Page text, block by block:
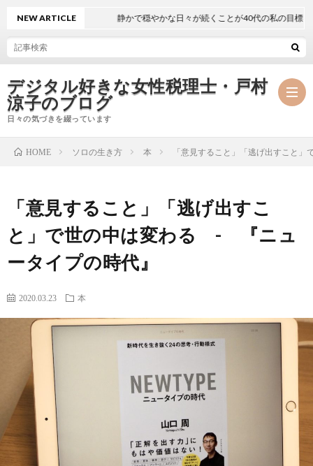
デジタル好きな女性税理士・戸村
涼子のブログ
日々の気づきを綴っています
フ
ー
務
HP
メ
マ
筆
セ
ナ
NEW ARTICLE 静かで穏やかな日々が続くことが40代の私の目標
HOME ソロの生き方 本 「意見すること」「逃げ出すこと
「意見すること」「逃げ出すこ
と」で世の中は変わる - 『ニュ
ータイプの時代』
2020.03.23 本